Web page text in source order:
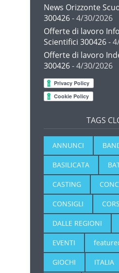
News Orizzonte
300426- 4/30/2026
Offerte di lavoro
Scientifici 300426-
Offerte di lavoro
300426- 4/30/2026
TAGS
ANNUNCI
BASILICATA
CASTING
CONSIGLI
DALLE REGIONI
EVENTI
GIOCHI ITALIA